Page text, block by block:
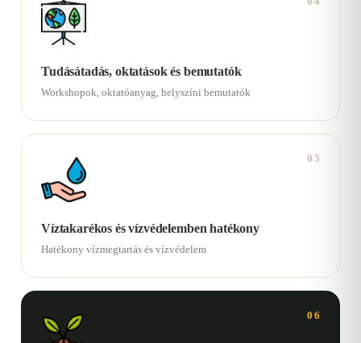
Tudásátadás, oktatások és bemutatók
Workshopok, oktatóanyag, helyszíni bemutatók
05
Víztakarékos és vízvédelemben hatékony
Hatékony vízmegtartás és vízvédelem
06